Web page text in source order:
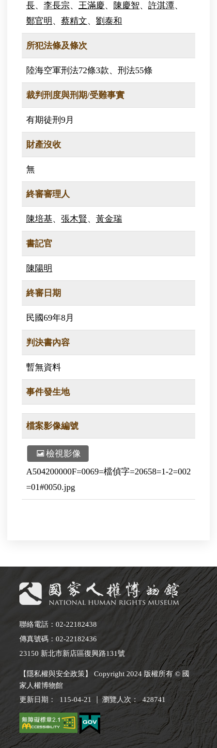
長、 李長宗、 王滿慶、 陳慶智、 許淇潭、
鄭官明 、 蔡精文、 劉泰和
所犯法條及條次
陸海空軍刑法72條3款、刑法55條
裁判刑度與刑期/受難事實
有期徒刑9月
財產沒收
無
終審審理人
陳培基、 張木賢、 黃金瑞
書記官
陳陽明
終審日期
民國69年8月
判決書內容
暫無資料
事件發生地
檔案影像編號
檢視影像
A504200000F=0069=檔偵字=20658=1-2=002
=01#0050.jpg
聯絡電話：02-22182438
傳真號碼：02-22182436
23150 新北市新店區復興路131號
【隱私權與安全政策】 Copyright 2024 版權所有 © 國
家人權博物館
更新日期：
115-04-21 瀏覽人次： 428741